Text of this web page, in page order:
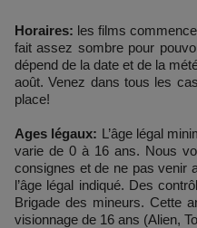
Horaires: les films
fait assez sombre pour
dépend de la date et de la
août. Venez dans tous les
place!
Ages légaux: L’âge légal
varie de 0 à 16 ans. Nous
consignes et de ne pas venir
l’âge légal indiqué. Des
Brigade des mineurs. Cette
visionnage de 16 ans (Alien,